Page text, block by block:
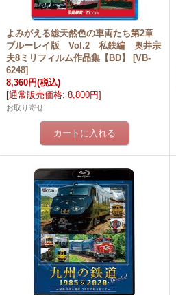
よみがえる総天然色の車両たち第2章
ブルーレイ版 Vol.2 私鉄編 奥井宗
夫8ミリフィルム作品集【BD】
[VB-
6248]
8,360円(税込)
[通常販売価格: 8,800円]
お取り寄せ